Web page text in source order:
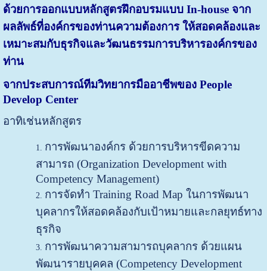
ด้วยการออกแบบหลักสูตรฝึกอบรมแบบ In-house จาก
ผลลัพธ์ที่องค์กรของท่านความต้องการ ให้สอดคล้องและ
เหมาะสมกับธุรกิจและวัฒนธรรมการบริหารองค์กรของ
ท่าน
จากประสบการณ์ทีมวิทยากรมืออาชีพของ People
Develop Center
อาทิเช่นหลักสูตร
การพัฒนาองค์กร ด้วยการบริหารขีดความ
สามารถ (Organization Development with
Competency Management)
การจัดทำ Training Road Map ในการพัฒนา
บุคลากรให้สอดคล้องกับเป้าหมายและกลยุทธ์ทาง
ธุรกิจ
การพัฒนาความสามารถบุคลากร ด้วยแผน
พัฒนารายบุคคล (Competency Development